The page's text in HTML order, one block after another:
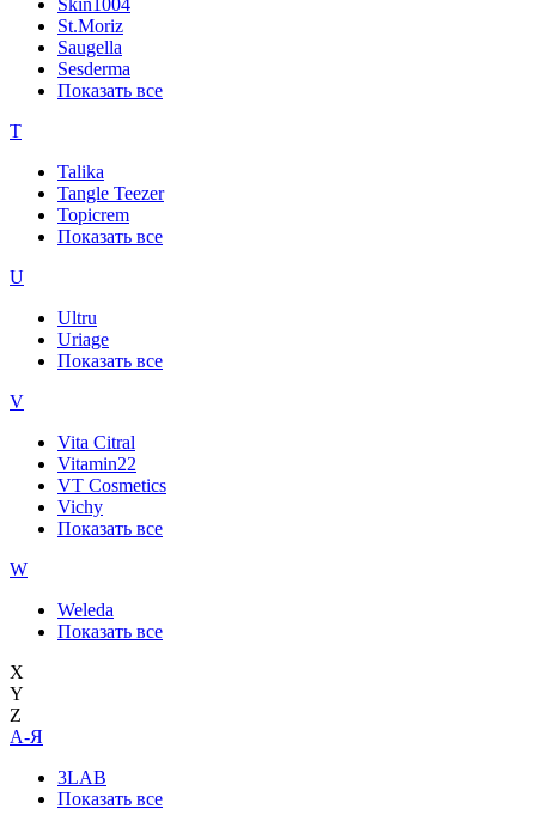
St.Moriz
Saugella
Sesderma
Показать все
T
Talika
Tangle Teezer
Topicrem
Показать все
U
Ultru
Uriage
Показать все
V
Vita Citral
Vitamin22
VT Cosmetics
Vichy
Показать все
W
Weleda
Показать все
X
Y
Z
А-Я
3LAB
Показать все